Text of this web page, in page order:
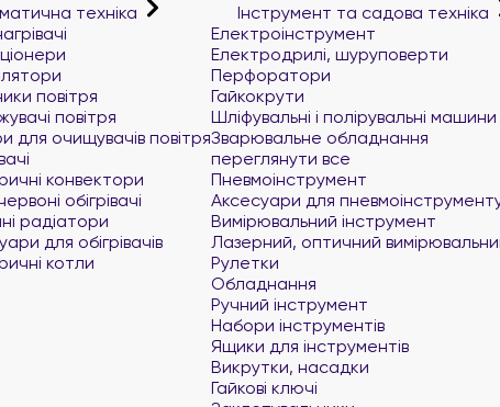
техніка
повітря
повітря
для очищувачів повітря
конвектори
обігрівачі
радіатори
для обігрівачів
котли
Інструмент та садова техніка
Електроінструмент
Електродрилі, шуруповерти
Перфоратори
Гайкокрути
Шліфувальні і полірувальні машини
Зварювальне обладнання
переглянути все
Пневмоінструмент
Аксесуари для
Вимірювальний інструмент
Лазерний, оптичний
Рулетки
Обладнання
Ручний інструмент
Набори інструментів
Ящики для інструментів
Викрутки, насадки
Гайкові ключі